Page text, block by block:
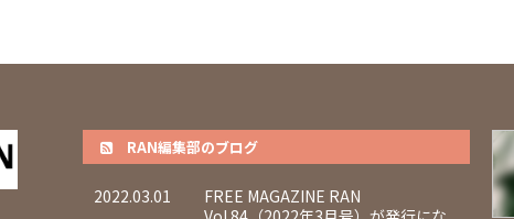
RAN編集部のブログ
2022.03.01
FREE MAGAZINE RAN